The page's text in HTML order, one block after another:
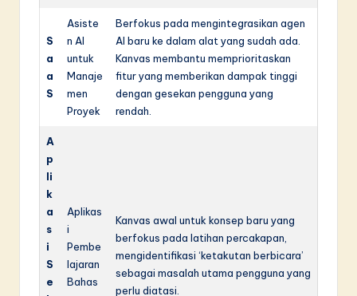
S
a
a
S
Asiste
n AI
untuk
Manaje
men
Proyek
Berfokus pada mengintegrasikan agen
AI baru ke dalam alat yang sudah ada.
Kanvas membantu memprioritaskan
fitur yang memberikan dampak tinggi
dengan gesekan pengguna yang
rendah.
A
p
li
k
a
s
i
S
e
Aplikas
i
Pembe
lajaran
Bahas
Kanvas awal untuk konsep baru yang
berfokus pada latihan percakapan,
mengidentifikasi ‘ketakutan berbicara’
sebagai masalah utama pengguna yang
perlu diatasi.